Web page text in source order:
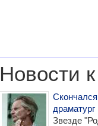
Новости
Звезде